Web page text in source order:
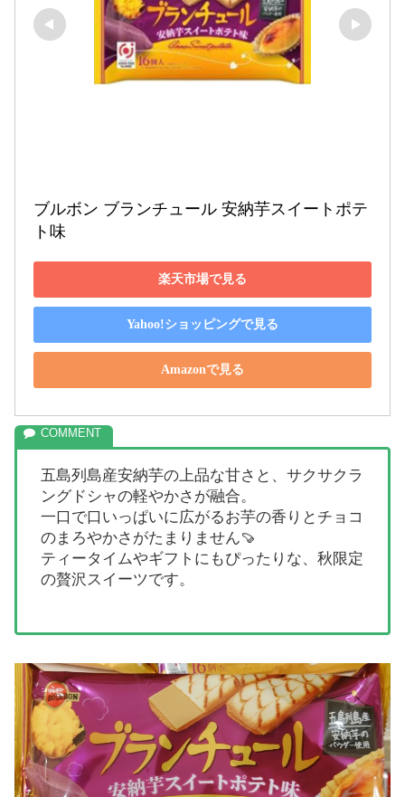
ブルボン ブランチュール 安納芋スイートポテ
ト味
楽天市場で見る
Yahoo!ショッピングで見る
Amazonで見る
五島列島産安納芋の上品な甘さと、サクサクラ
ングドシャの軽やかさが融合。
一口で口いっぱいに広がるお芋の香りとチョコ
のまろやかさがたまりません🍠
ティータイムやギフトにもぴったりな、秋限定
の贅沢スイーツです。